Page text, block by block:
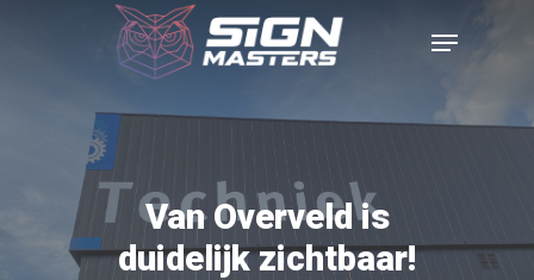
Van Overveld is
duidelijk zichtbaar!